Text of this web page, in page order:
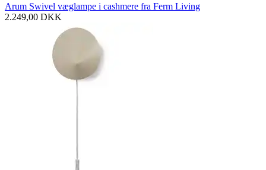
Arum Swivel væglampe i cashmere fra Ferm Living
2.249,00 DKK